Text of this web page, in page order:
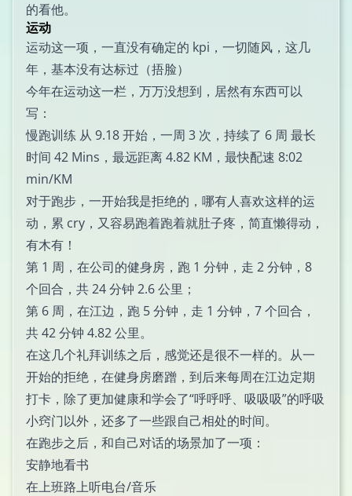
的看他。
运动
运动这一项，一直没有确定的 kpi，一切随风，这几
年，基本没有达标过（捂脸）
今年在运动这一栏，万万没想到，居然有东西可以
写：
慢跑训练 从 9.18 开始，一周 3 次，持续了 6 周 最长
时间 42 Mins，最远距离 4.82 KM，最快配速 8:02
min/KM
对于跑步，一开始我是拒绝的，哪有人喜欢这样的运
动，累 cry，又容易跑着跑着就肚子疼，简直懒得动，
有木有！
第 1 周，在公司的健身房，跑 1 分钟，走 2 分钟，8
个回合，共 24 分钟 2.6 公里；
第 6 周，在江边，跑 5 分钟，走 1 分钟，7 个回合，
共 42 分钟 4.82 公里。
在这几个礼拜训练之后，感觉还是很不一样的。从一
开始的拒绝，在健身房磨蹭，到后来每周在江边定期
打卡，除了更加健康和学会了“呼呼呼、吸吸吸”的呼吸
小窍门以外，还多了一些跟自己相处的时间。
在跑步之后，和自己对话的场景加了一项：
安静地看书
在上班路上听电台/音乐